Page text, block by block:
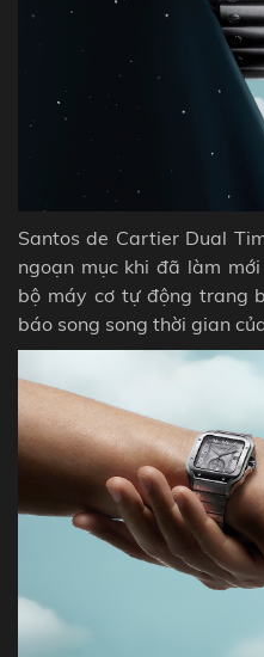
Santos de Cartier Dual
ngoạn mục khi đã làm
bộ máy cơ tự động trang
báo song song thời gian